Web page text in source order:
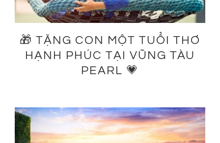
TIN TỨC
LIÊN HỆ
🎁 TẶNG CON MỘT TUỔI THƠ
HẠNH PHÚC TẠI VŨNG TÀU
PEARL 💗